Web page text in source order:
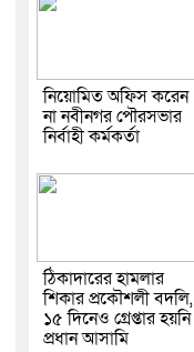
নিয়োমিত অফিস করেন
না নবীনগর পৌরসভার
নির্বাহী কর্মকর্তা
ঠিকাদারের হামলার
শিকার প্রকৌশলী বদলি,
১৫ দিনেও গ্রেপ্তার হয়নি
প্রধান আসামি